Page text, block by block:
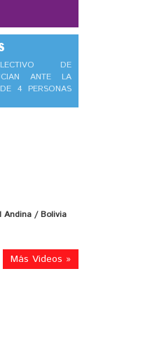
DE
ANTE LA
4 PERSONAS
Andina / Bolivia
Más Videos »